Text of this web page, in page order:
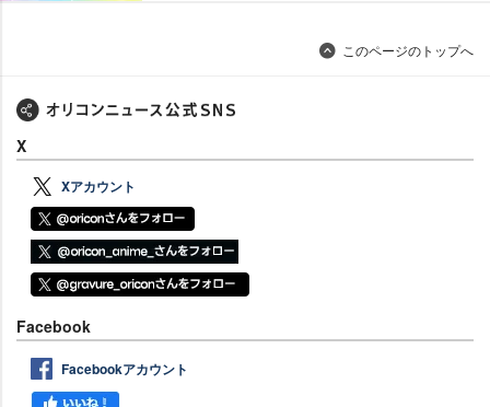
このページのトップへ
X
Xアカウント
Facebook
Facebookアカウント